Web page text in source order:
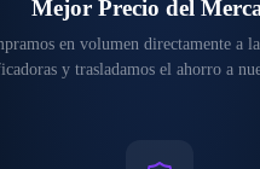
Mejor Precio del
en volumen directamente a
y trasladamos el ahorro a